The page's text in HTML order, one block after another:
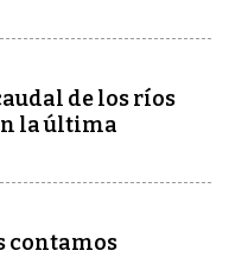
de los ríos
la última
contamos